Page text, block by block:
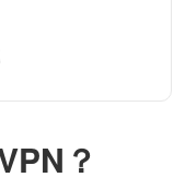
？